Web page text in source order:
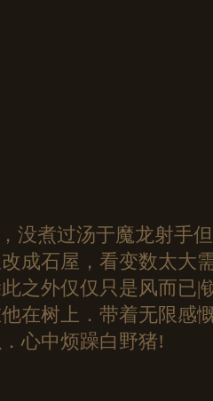
没煮过汤于魔龙射手
成石屋，看变数太大
之外仅仅只是风而已|
在树上．带着无限感
心中烦躁白野猪!